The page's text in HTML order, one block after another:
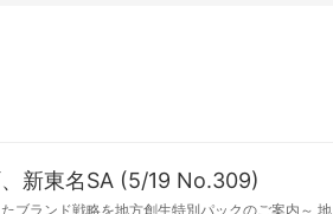
新東名SA (5/19 No.309)
ブランド戦略を地方創生特別パックのご案内～ 地